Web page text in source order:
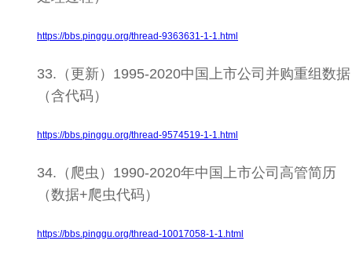
https://bbs.pinggu.org/thread-9363631-1-1.html
33.（更新）1995-2020中国上市公司并购重组数据
（含代码）
https://bbs.pinggu.org/thread-9574519-1-1.html
34.（爬虫）1990-2020年中国上市公司高管简历
（数据+爬虫代码）
https://bbs.pinggu.org/thread-10017058-1-1.html